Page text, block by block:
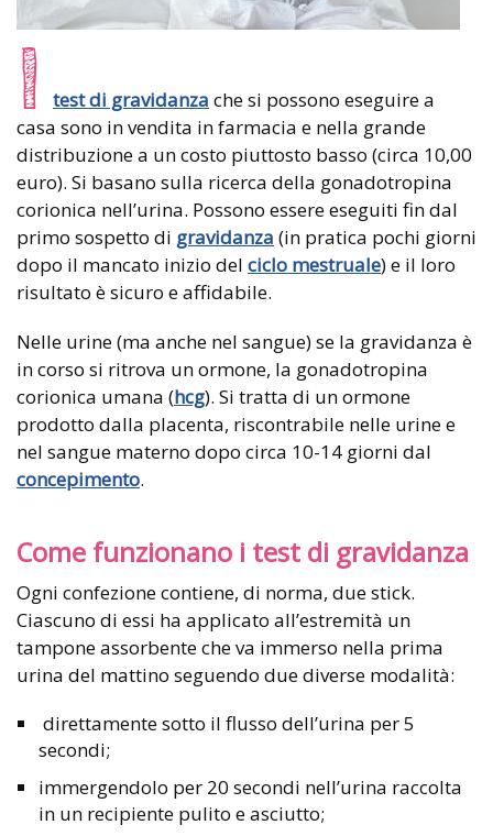
I test di gravidanza che si possono eseguire a
casa sono in vendita in farmacia e nella grande
distribuzione a un costo piuttosto basso (circa 10,00
euro). Si basano sulla ricerca della gonadotropina
corionica nell’urina. Possono essere eseguiti fin dal
primo sospetto di gravidanza (in pratica pochi giorni
dopo il mancato inizio del ciclo mestruale) e il loro
risultato è sicuro e affidabile.
Nelle urine (ma anche nel sangue) se la gravidanza è
in corso si ritrova un ormone, la gonadotropina
corionica umana (hcg). Si tratta di un ormone
prodotto dalla placenta, riscontrabile nelle urine e
nel sangue materno dopo circa 10-14 giorni dal
concepimento.
Come funzionano i test di gravidanza
Ogni confezione contiene, di norma, due stick.
Ciascuno di essi ha applicato all’estremità un
tampone assorbente che va immerso nella prima
urina del mattino seguendo due diverse modalità:
direttamente sotto il flusso dell’urina per 5
secondi;
immergendolo per 20 secondi nell’urina raccolta
in un recipiente pulito e asciutto;